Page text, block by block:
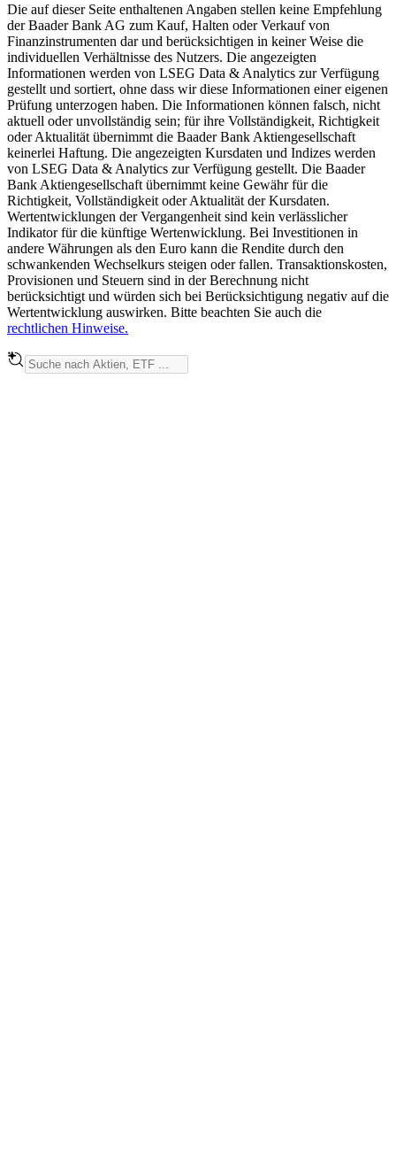
Die auf dieser Seite enthaltenen Angaben stellen keine Empfehlung
der Baader Bank AG zum Kauf, Halten oder Verkauf von
Finanzinstrumenten dar und berücksichtigen in keiner Weise die
individuellen Verhältnisse des Nutzers. Die angezeigten
Informationen werden von LSEG Data & Analytics zur Verfügung
gestellt und sortiert, ohne dass wir diese Informationen einer eigenen
Prüfung unterzogen haben. Die Informationen können falsch, nicht
aktuell oder unvollständig sein; für ihre Vollständigkeit, Richtigkeit
oder Aktualität übernimmt die Baader Bank Aktiengesellschaft
keinerlei Haftung. Die angezeigten Kursdaten und Indizes werden
von LSEG Data & Analytics zur Verfügung gestellt. Die Baader
Bank Aktiengesellschaft übernimmt keine Gewähr für die
Richtigkeit, Vollständigkeit oder Aktualität der Kursdaten.
Wertentwicklungen der Vergangenheit sind kein verlässlicher
Indikator für die künftige Wertenwicklung. Bei Investitionen in
andere Währungen als den Euro kann die Rendite durch den
schwankenden Wechselkurs steigen oder fallen. Transaktionskosten,
Provisionen und Steuern sind in der Berechnung nicht
berücksichtigt und würden sich bei Berücksichtigung negativ auf die
Wertentwicklung auswirken. Bitte beachten Sie auch die
rechtlichen Hinweise.